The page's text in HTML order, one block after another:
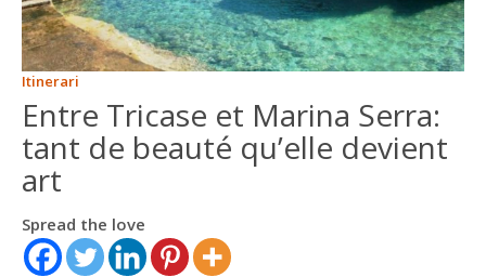
ITALIANO
ENGLISH
Itinerari
Entre Tricase et Marina Serra:
tant de beauté qu’elle devient
art
Spread the love